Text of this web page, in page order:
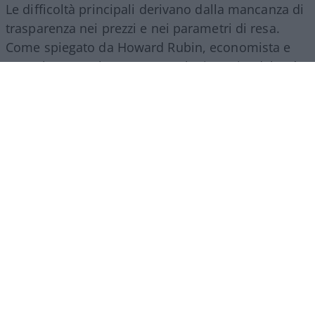
Le difficoltà principali derivano dalla mancanza di
trasparenza nei prezzi e nei parametri di resa.
Come spiegato da Howard Rubin, economista e
consulente per la spesa tecnologica aziendale, “è